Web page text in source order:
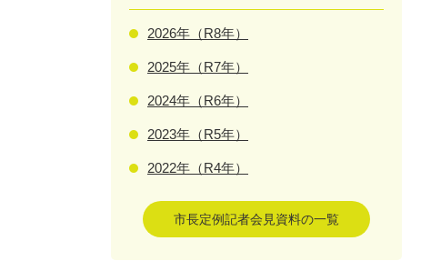
2026年（R8年）
2025年（R7年）
2024年（R6年）
2023年（R5年）
2022年（R4年）
市長定例記者会見資料の一覧